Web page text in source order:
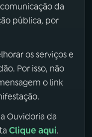
da
pública, por
os serviços e
Por isso, não
o link
Ouvidoria da
Clique aqui.